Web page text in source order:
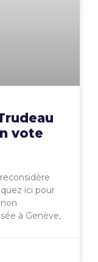
vote
ici pour
à Genève,